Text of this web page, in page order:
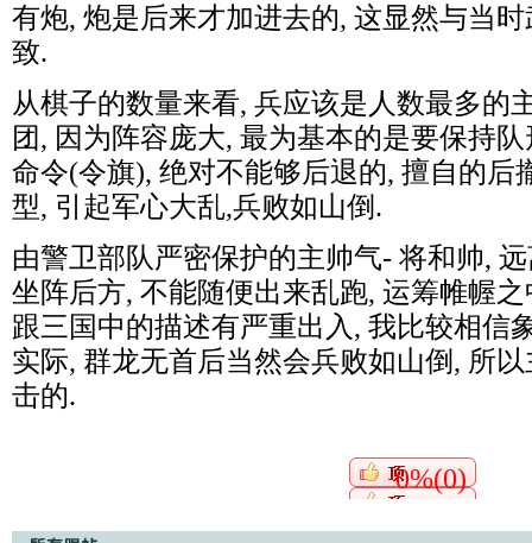
有炮, 炮是后来才加进去的, 这显然与当
致.
从棋子的数量来看, 兵应该是人数最多的
团, 因为阵容庞大, 最为基本的是要保持
命令(令旗), 绝对不能够后退的, 擅自的后
型, 引起军心大乱,兵败如山倒.
由警卫部队严密保护的主帅气- 将和帅,
坐阵后方, 不能随便出来乱跑, 运筹帷幄
跟三国中的描述有严重出入, 我比较相信
实际, 群龙无首后当然会兵败如山倒, 所
击的.
0%(0)